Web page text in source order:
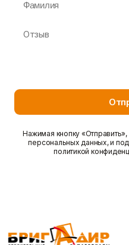
Нажимая кнопку
персональных данных, и
политикой